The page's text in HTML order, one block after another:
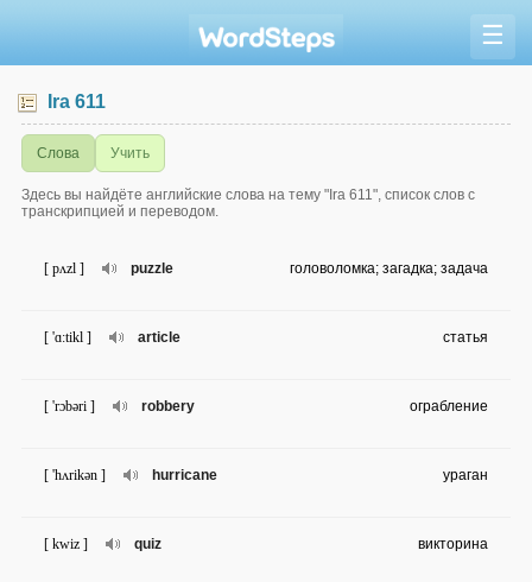
☰
Ira 611
Слова Учить
Здесь вы найдёте английские слова на тему "Ira 611", список слов с
транскрипцией и переводом.
puzzle
[ pʌzl ] головоломка; загадка; задача
article
[ 'ɑ:tikl ] статья
robbery
[ 'rɔbəri ] ограбление
hurricane
[ 'hʌrikən ] ураган
quiz
[ kwiz ] викторина